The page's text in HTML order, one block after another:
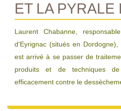
ET LA PYRALE
Laurent Chabanne,
d'Eyrignac (situés en
est arrivé à se passer de
produits et de techniques
efficacement contre le